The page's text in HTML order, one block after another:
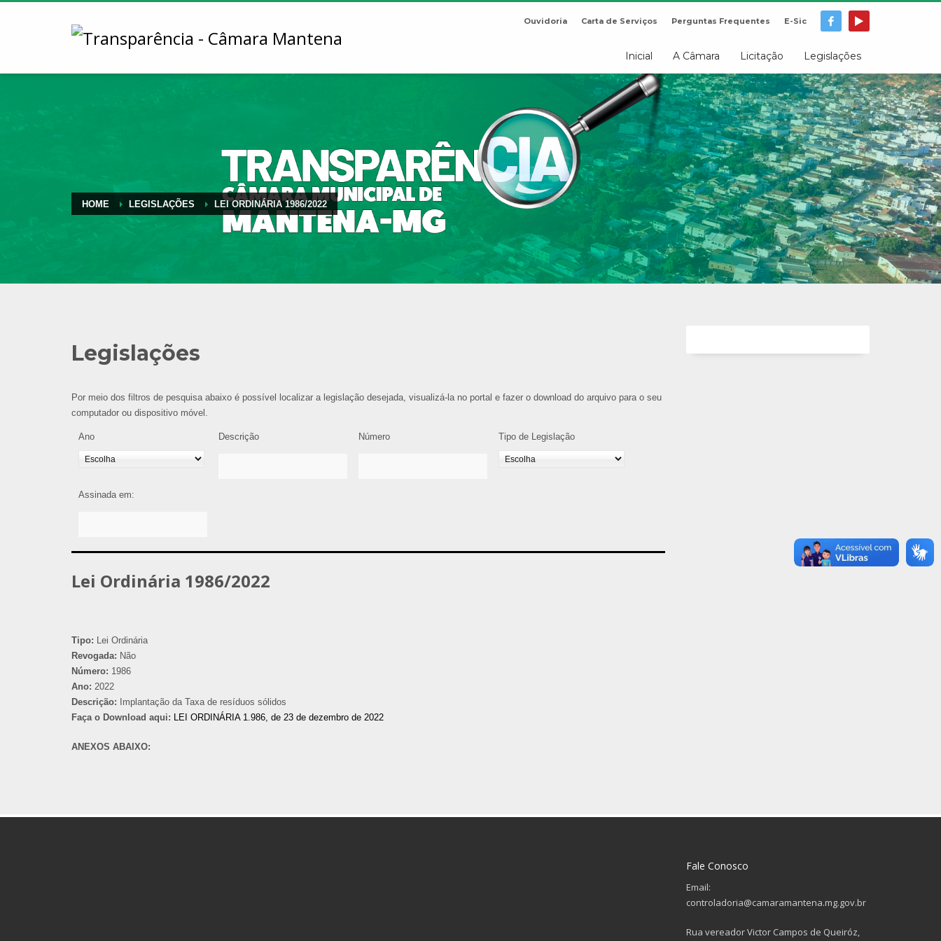
Ouvidoria Carta de Serviços Perguntas Frequentes E-Sic
Inicial A Câmara Licitação Legislações
HOME LEGISLAÇÕES LEI ORDINÁRIA 1986/2022
Legislações
Por meio dos filtros de pesquisa abaixo é possível localizar a legislação desejada, visualizá-la no portal e fazer o download do arquivo para o seu
computador ou dispositivo móvel.
Ano Descrição Número Tipo de Legislação
Assinada em:
Lei Ordinária 1986/2022
Tipo: Lei Ordinária
Revogada: Não
Número: 1986
Ano: 2022
Descrição: Implantação da Taxa de resíduos sólidos
Faça o Download aqui: LEI ORDINÁRIA 1.986, de 23 de dezembro de 2022
ANEXOS ABAIXO:
Fale Conosco
Email:
controladoria@camaramantena.mg.gov.br
Rua vereador Victor Campos de Queiróz,